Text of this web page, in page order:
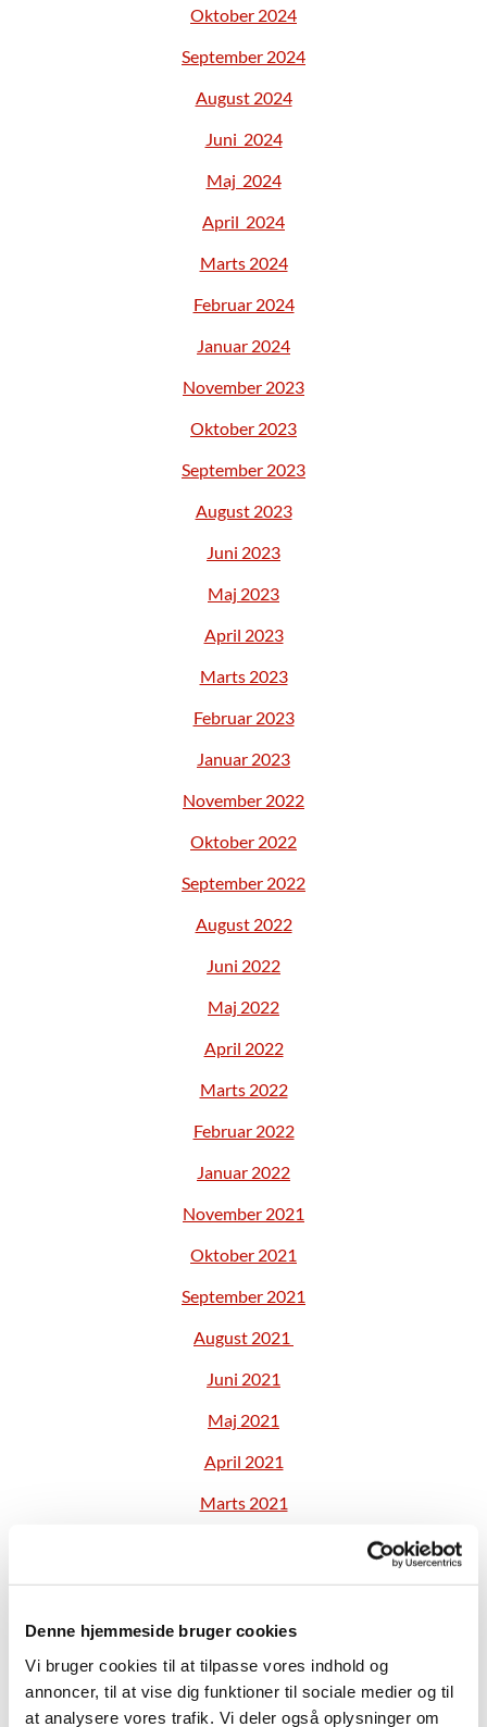
Denne hjemmeside bruger cookies
Vi bruger cookies til at tilpasse vores indhold og
annoncer, til at vise dig funktioner til sociale medier og til
at analysere vores trafik. Vi deler også oplysninger om
Oktober 2024
September 2024
August 2024
Juni 2024
Maj 2024
April 2024
Marts 2024
Februar 2024
Januar 2024
November 2023
Oktober 2023
September 2023
August 2023
Juni 2023
Maj 2023
April 2023
Marts 2023
Februar 2023
Januar 2023
November 2022
Oktober 2022
September 2022
August 2022
Juni 2022
Maj 2022
April 2022
Marts 2022
Februar 2022
Januar 2022
November 2021
Oktober 2021
September 2021
August 2021
Juni 2021
Maj 2021
April 2021
Marts 2021
Januar 2021
November konstituerende møde 2020
November 2020
Oktober 2020